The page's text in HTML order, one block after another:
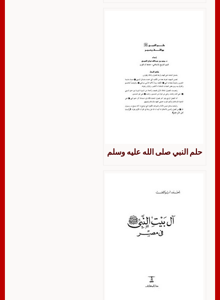
حلم النبي صلى الله عليه وسلم